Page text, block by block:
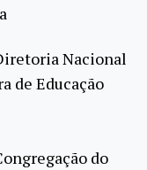
Nacional
de Educação
do